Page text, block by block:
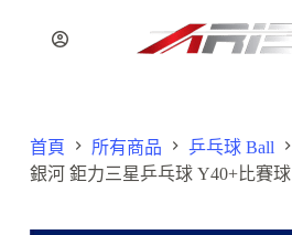
容
首頁 所有商品 乒乓球 Ball
銀河 鉅力三星乒乓球 Y40+比賽球